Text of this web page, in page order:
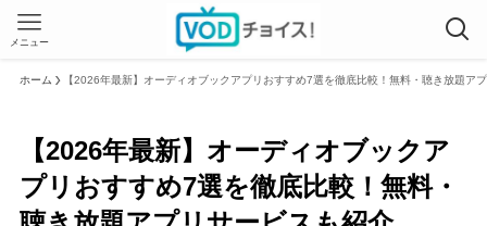
メニュー
ホーム 【2026年最新】オーディオブックアプリおすすめ7選を徹底比較！無料・聴き放題ア
【2026年最新】オーディオブックア
プリおすすめ7選を徹底比較！無料・